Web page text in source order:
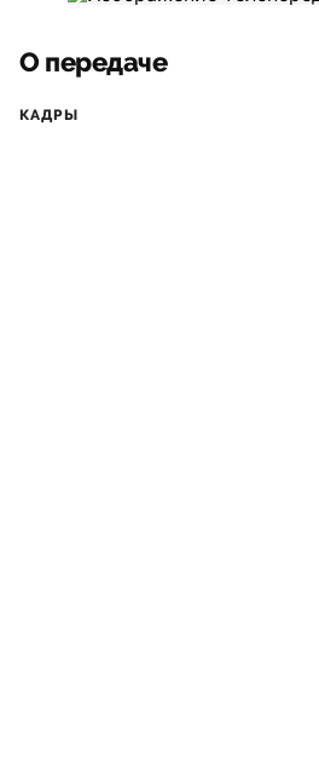
О передаче
КАДРЫ